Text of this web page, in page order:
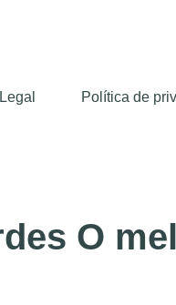
Política de
O